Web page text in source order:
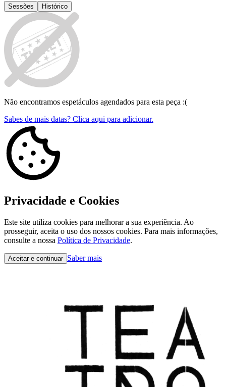
Sessões Histórico
Não encontramos espetáculos agendados para esta peça :(
Sabes de mais datas? Clica aqui para adicionar.
Privacidade e Cookies
Este site utiliza cookies para melhorar a sua experiência. Ao
prosseguir, aceita o uso dos nossos cookies. Para mais informações,
consulte a nossa Política de Privacidade.
Aceitar e continuar Saber mais